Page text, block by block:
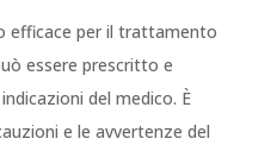
efficace per il trattamento
essere prescritto e
del medico. È
e le avvertenze del